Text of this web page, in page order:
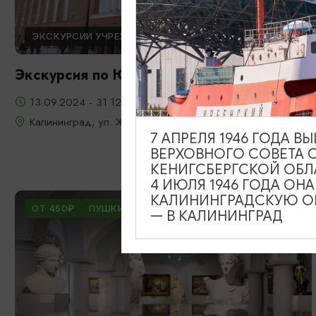
ЭКСКУРСИИ УЧРЕЖДЕНИЙ КУЛЬТУРЫ
Экскурсия по Южному вокзалу
13.09.2024 - 31.12.2026
Калининград, ул. Железнодорожная, д. 13-23
ОТ 450₽ ПУШКИНСКАЯ КАРТА
7 АПРЕЛЯ 1946 ГОДА
ВЕРХОВНОГО СОВЕТА
КЕНИГСБЕРГСКОЙ
4 ИЮЛЯ 1946 ГОДА
КАЛИНИНГРАДСКУЮ
— В КАЛИНИНГРАД